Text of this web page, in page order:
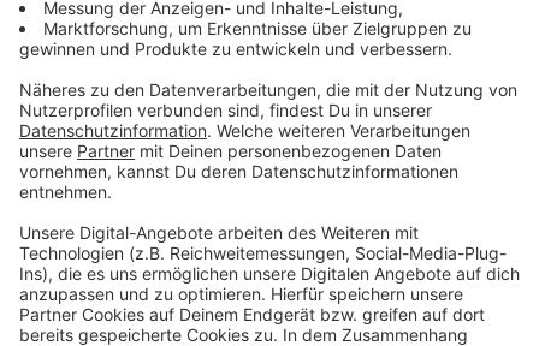
"Stichwort: Martinstaler" per E-Mail richten an
andrea.demme@duesseldorf.de oder schriftlich
Oberbürgermeister, "Stichwort: Martinstaler",
Marktplatz 1, 40213 Düsseldorf.
Die Preisträger im vergangenen Jahr
So haben wir über die Preisträger des
vergangenen Jahres berichtet
Weitere Düsseldorf-Nachrichten